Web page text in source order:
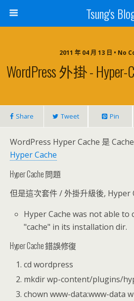
Tsung's
2011 年 04 月 13 日 • No
WordPress 外掛 -
Share Tweet Pin
WordPress Hyper Cache 是
Hyper Cache
Hyper Cache 問題
但是這次套件 / 外掛升級後, Hyper
Hyper Cache was not able
"cache" in its installation dir.
Hyper Cache 錯誤修復
cd wordpress
mkdir wp-content/plugins/
chown www-data:www-data